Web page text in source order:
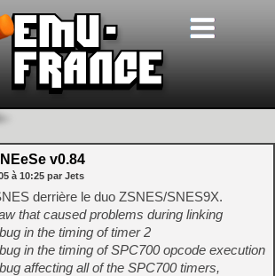
v0.84
à 10:25 par Jets
derrière le duo ZSNES/SNES9X.
that caused problems during linking
in the timing of timer 2
in the timing of SPC700 opcode execution
affecting all of the SPC700 timers,